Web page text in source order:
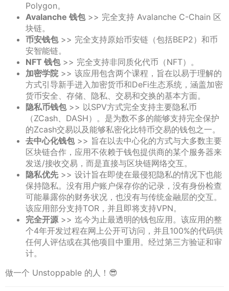
Polygon。
Avalanche 钱包>> 完全支持 Avalanche C-Chain 区
块链。
币安钱包>> 完全支持原始币安链（包括BEP2）和币
安智能链。
NFT 钱包>> 完全支持非同质化代币（NFT）。
加密学院 >> 该应用包含两个课程，旨在以易于理解的
方式引导新手进入加密货币和DeFi生态系统，涵盖加密
货币安全、存储、隐私、交易和交换的基本方面。
隐私币钱包>> 以SPV方式完全支持主要隐私币
（ZCash、DASH）。是为数不多的能够支持完全保护
的Zcash交易以及能够私密化比特币交易的钱包之一。
去中心化钱包>> 旨在以去中心化的方式与大多数主要
区块链合作，应用不依赖于钱包提供商的某个服务器来
发送/接收交易，而是直接与区块链网络交互。
隐私优先>> 设计旨在即使在最侵犯隐私的情况下也能
保持隐私。没有用户账户保存你的记录，没有身份检查
可能暴露你的财务状况，也没有与传统金融层的交互。
该应用部分支持TOR，并且即将支持VPN。
完全开源>> 迄今为止最透明的钱包应用。该应用的整
个4年开发过程在网上公开可访问，并且100%的代码供
任何人评估或在其他项目中重用。经过第三方验证和审
计。
做一个 Unstoppable 的人！😎